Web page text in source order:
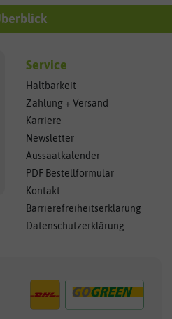
Service
Haltbarkeit
Zahlung + Versand
Karriere
Newsletter
Aussaatkalender
PDF Bestellformular
Kontakt
Barrierefreiheitserklärung
Datenschutzerklärung